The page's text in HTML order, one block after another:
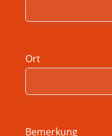
Ort
Bemerkung